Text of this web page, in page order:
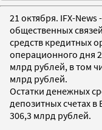
21 октября. IFX-
общественных
средств кредитных
операционного дня
млрд рублей, в том
млрд рублей.
Остатки денежных
депозитных счетах в
306,3 млрд рублей.